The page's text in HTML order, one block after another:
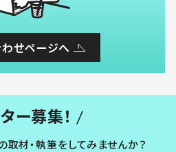
せページへ
ー募集！
取材・執筆をしてみませんか？